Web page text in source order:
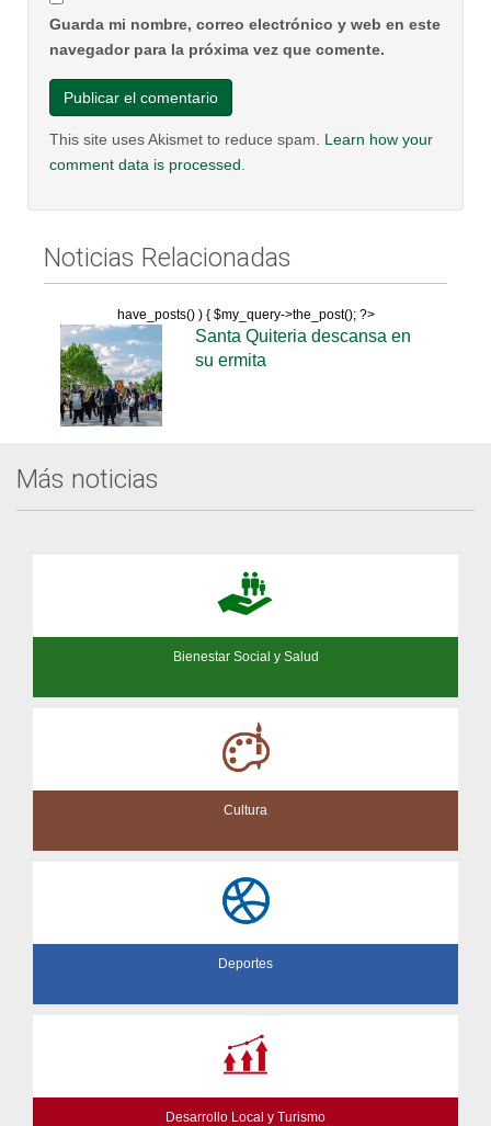
Guarda mi nombre, correo electrónico y web en este
navegador para la próxima vez que comente.
This site uses Akismet to reduce spam. Learn how your
comment data is processed
Noticias Relacionadas
have_posts() ) { $my_query->the_post(); ?>
Santa Quiteria descansa en
su ermita
Más noticias
Bienestar Social y Salud
Cultura
Deportes
Desarrollo Local y Turismo